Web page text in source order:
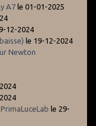
A7 le 01-01-2025
12-2024
le 19-12-2024
Newton
le 29-